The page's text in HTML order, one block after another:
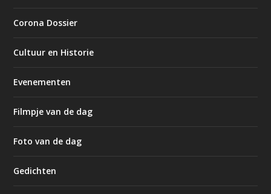
Corona Dossier
Cultuur en Historie
Evenementen
Filmpje van de dag
Foto van de dag
Gedichten